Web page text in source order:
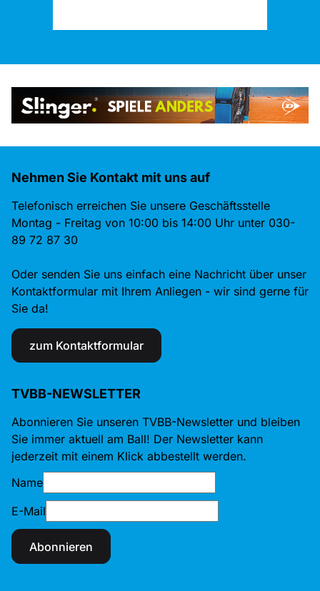
Nehmen Sie Kontakt mit uns auf
Telefonisch erreichen Sie unsere Geschäftsstelle
Montag - Freitag von 10:00 bis 14:00 Uhr unter 030-
89 72 87 30
Oder senden Sie uns einfach eine Nachricht über unser
Kontaktformular mit Ihrem Anliegen - wir sind gerne für
Sie da!
zum Kontaktformular
TVBB-NEWSLETTER
Abonnieren Sie unseren TVBB-Newsletter und bleiben
Sie immer aktuell am Ball! Der Newsletter kann
jederzeit mit einem Klick abbestellt werden.
Name
E-Mail
Abonnieren